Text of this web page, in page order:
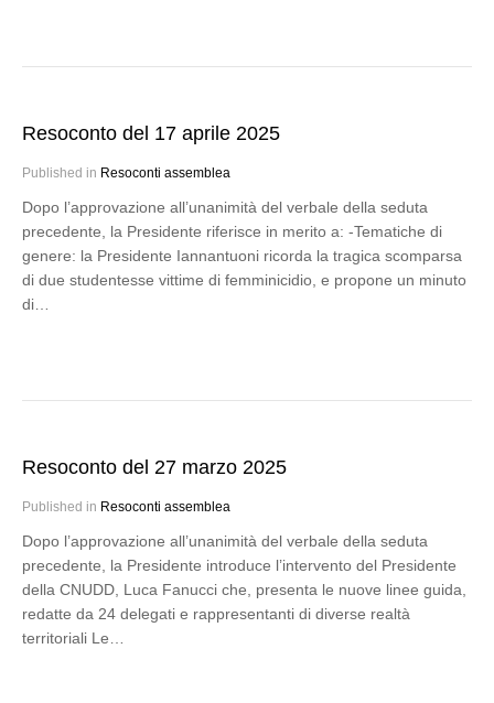
Resoconto del 17 aprile 2025
Published in Resoconti assemblea
Dopo l’approvazione all’unanimità del verbale della seduta
precedente, la Presidente riferisce in merito a: -Tematiche di
genere: la Presidente Iannantuoni ricorda la tragica scomparsa
di due studentesse vittime di femminicidio, e propone un minuto
di…
Resoconto del 27 marzo 2025
Published in Resoconti assemblea
Dopo l’approvazione all’unanimità del verbale della seduta
precedente, la Presidente introduce l’intervento del Presidente
della CNUDD, Luca Fanucci che, presenta le nuove linee guida,
redatte da 24 delegati e rappresentanti di diverse realtà
territoriali Le…